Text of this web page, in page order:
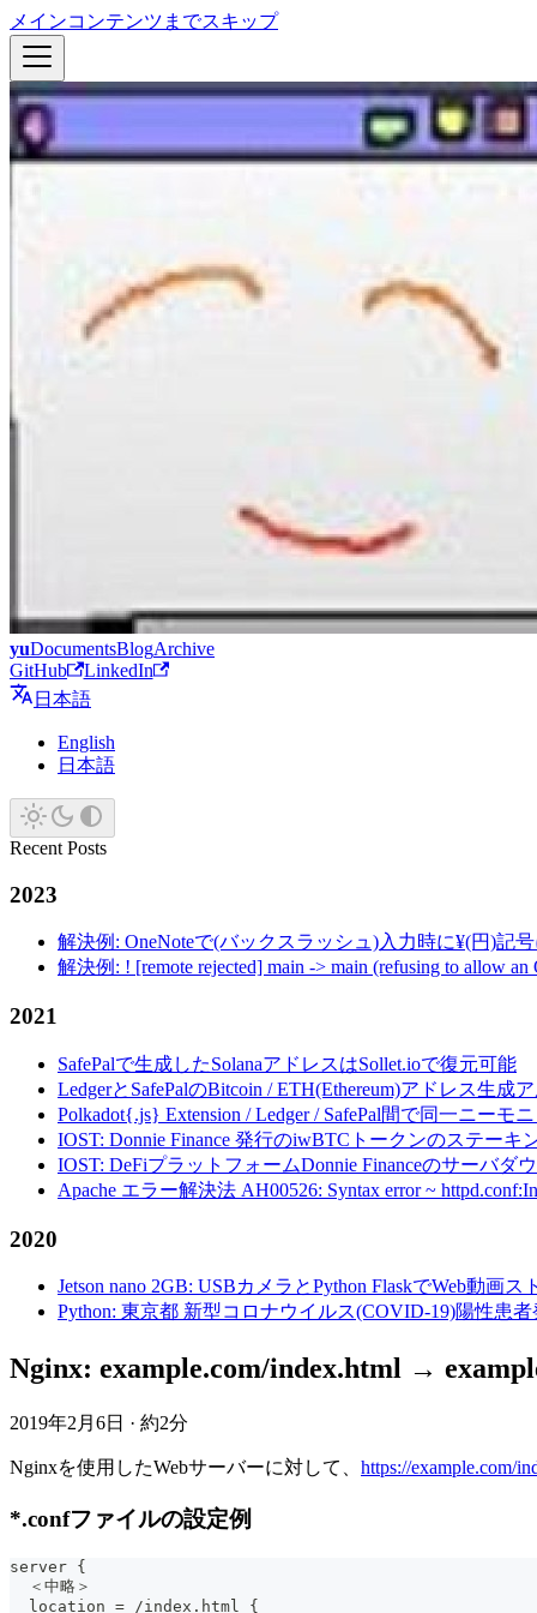
メインコンテンツまでスキップ
yuDocumentsBlogArchive
GitHub
LinkedIn
日本語
English
日本語
Recent Posts
2023
解決例: OneNoteで(バックスラッシュ)入力時に¥(円)記
解決例: ! [remote rejected] main -> main (refusing to allow
2021
SafePalで生成したSolanaアドレスはSollet.ioで復元可能
LedgerとSafePalのBitcoin / ETH(Ethereum)アドレス生成
Polkadot{.js} Extension / Ledger / SafePal間で同一ニー
IOST: Donnie Finance 発行のiwBTCトークンのステーキ
IOST: DeFiプラットフォームDonnie Financeのサーバダ
Apache エラー解決法 AH00526: Syntax error ~
2020
Jetson nano 2GB: USBカメラとPython FlaskでWeb動画ス
Python: 東京都 新型コロナウイルス(COVID-19)陽性患
Nginx: example.com/index.html →
2019年2月6日 · 約2分
Nginxを使用したWebサーバーに対して、 https://example.com/
*.confファイルの設定例
server {
  ＜中略＞
  location = /index.html {